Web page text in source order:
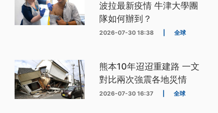
波拉最新疫情 牛津大學團
隊如何辦到？
2026-07-30 18:38 全球
熊本10年迢迢重建路 一文
對比兩次強震各地災情
2026-07-30 16:37 全球